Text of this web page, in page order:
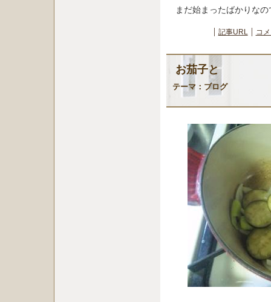
まだ始まったばかりな
記事URL コ
お茄子と
テーマ： ブログ